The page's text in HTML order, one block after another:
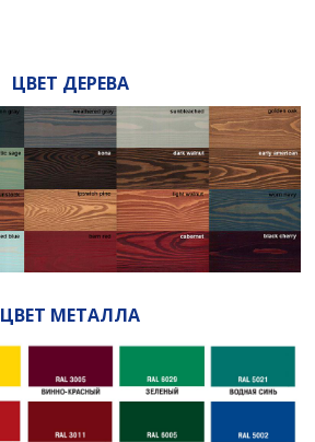
ЦВЕТ ДЕРЕВА
ЦВЕТ МЕТАЛЛА